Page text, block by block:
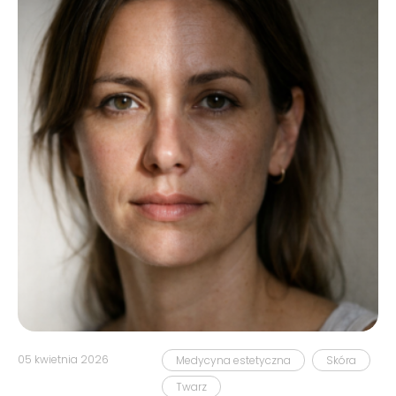
Medycyna estetyczna
Skóra
Twarz
05 kwietnia 2026